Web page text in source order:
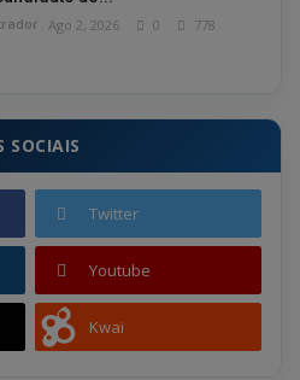
Ago 2, 2026 0 778
SOCIAIS
Twitter
Youtube
Kwai